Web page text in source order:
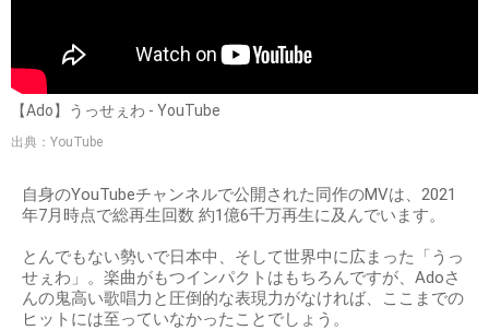
【Ado】うっせぇわ - YouTube
出典：YouTube
自身のYouTubeチャンネルで公開された同作のMVは、2021
年7月時点で総再生回数 約1億6千万再生に及んでいます。
とんでもない勢いで日本中、そして世界中に広まった「うっ
せぇわ」。楽曲がもつインパクトはもちろんですが、Adoさ
んの鬼高い歌唱力と圧倒的な表現力がなければ、ここまでの
ヒットには至っていなかったことでしょう。